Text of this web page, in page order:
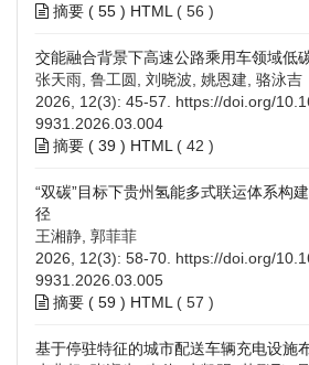
摘要 ( 55 ) HTML ( 56 )
交能融合背景下高速公路乘用车领域低
张天雨, 鲁工圆, 刘晓波, 姚恩建, 骆泳吉
2026, 12(3): 45-57. https://doi.org/
9931.2026.03.004
摘要 ( 39 ) HTML ( 42 )
“双碳”目标下贵州氢能多式联运体系构
径
王湘静, 郭菲菲
2026, 12(3): 58-70. https://doi.org/
9931.2026.03.005
摘要 ( 59 ) HTML ( 57 )
基于停驻特征的城市配送车辆充电设施